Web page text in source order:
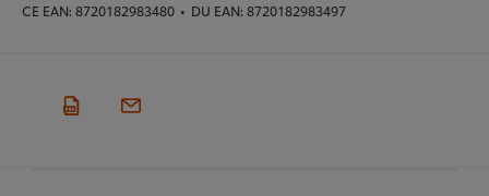
CE EAN: 8720182983480 • DU EAN: 8720182983497